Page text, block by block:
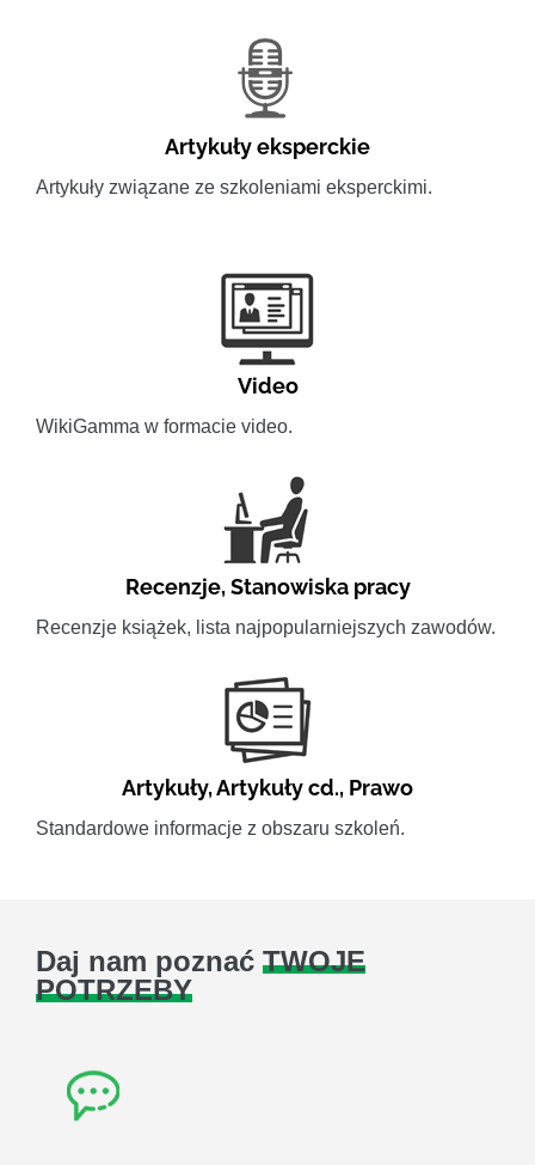
Artykuły eksperckie
Artykuły związane ze szkoleniami eksperckimi.
Video
WikiGamma w formacie video.
Recenzje,Stanowiska pracy
Recenzje książek, lista najpopularniejszych zawodów.
Artykuły,Artykuły cd., Prawo
Standardowe informacje z obszaru szkoleń.
Daj nam poznać TWOJE
POTRZEBY